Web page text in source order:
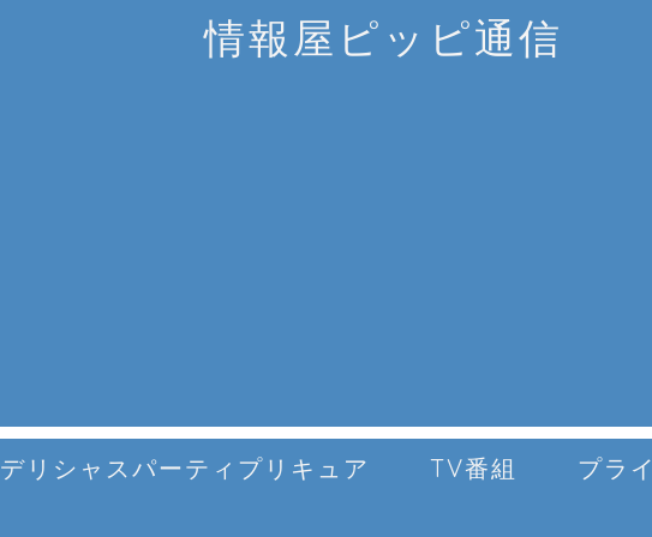
情報屋ピッピ通信
デリシャスパーティプリキュア TV番組
プラ